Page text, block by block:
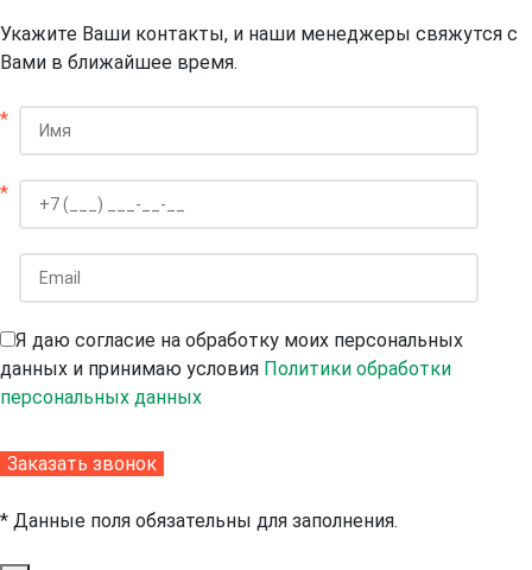
Укажите Ваши контакты, и наши менеджеры свяжутся с
Вами в ближайшее время.
*
*
Я даю согласие на обработку моих персональных
данных и принимаю условия Политики обработки
персональных данных
* Данные поля обязательны для заполнения.